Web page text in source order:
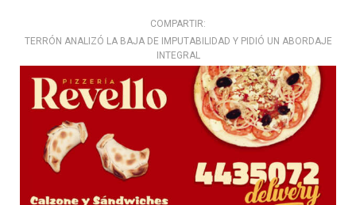
COMPARTIR:
TERRÓN ANALIZÓ LA BAJA DE IMPUTABILIDAD Y PIDIÓ UN ABORDAJE
INTEGRAL